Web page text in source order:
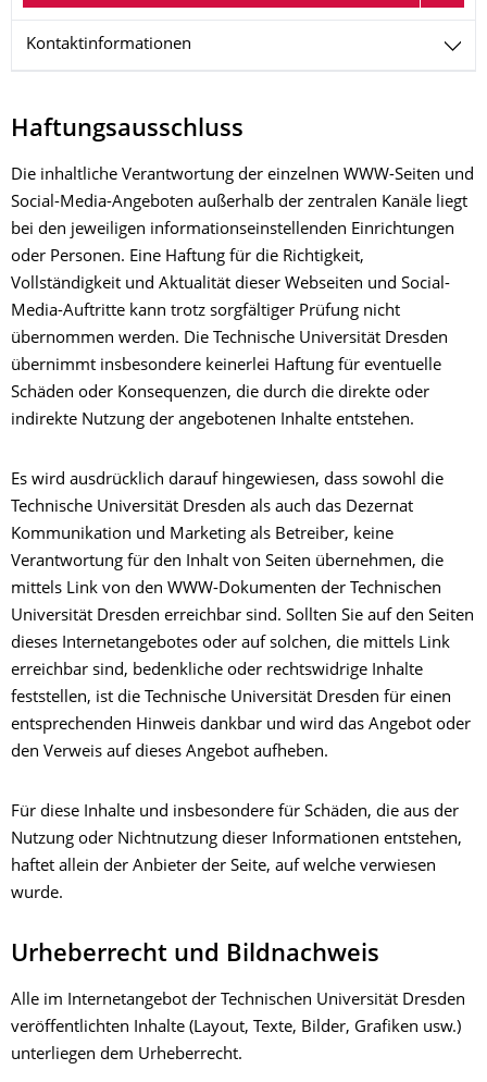
Kontaktinformationen
Haftungsausschluss
Die inhaltliche Verantwortung der einzelnen WWW-Seiten und
Social-Media-Angeboten außerhalb der zentralen Kanäle liegt
bei den jeweiligen informationseinstellenden Einrichtungen
oder Personen. Eine Haftung für die Richtigkeit,
Vollständigkeit und Aktualität dieser Webseiten und Social-
Media-Auftritte kann trotz sorgfältiger Prüfung nicht
übernommen werden. Die Technische Universität Dresden
übernimmt insbesondere keinerlei Haftung für eventuelle
Schäden oder Konsequenzen, die durch die direkte oder
indirekte Nutzung der angebotenen Inhalte entstehen.
Es wird ausdrücklich darauf hingewiesen, dass sowohl die
Technische Universität Dresden als auch das Dezernat
Kommunikation und Marketing als Betreiber, keine
Verantwortung für den Inhalt von Seiten übernehmen, die
mittels Link von den WWW-Dokumenten der Technischen
Universität Dresden erreichbar sind. Sollten Sie auf den Seiten
dieses Internetangebotes oder auf solchen, die mittels Link
erreichbar sind, bedenkliche oder rechtswidrige Inhalte
feststellen, ist die Technische Universität Dresden für einen
entsprechenden Hinweis dankbar und wird das Angebot oder
den Verweis auf dieses Angebot aufheben.
Für diese Inhalte und insbesondere für Schäden, die aus der
Nutzung oder Nichtnutzung dieser Informationen entstehen,
haftet allein der Anbieter der Seite, auf welche verwiesen
wurde.
Urheberrecht und Bildnachweis
Alle im Internetangebot der Technischen Universität Dresden
veröffentlichten Inhalte (Layout, Texte, Bilder, Grafiken usw.)
unterliegen dem Urheberrecht.